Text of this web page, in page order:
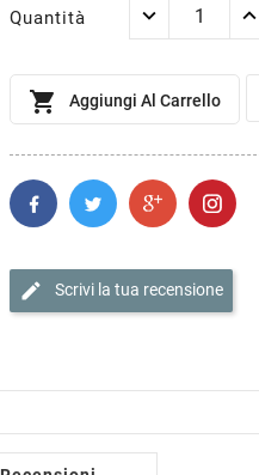
Quantità
 Aggiungi Al Carrello
edit Scrivi la tua recensione